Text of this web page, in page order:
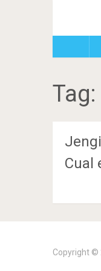
Tag:
Cual
Copyright ©